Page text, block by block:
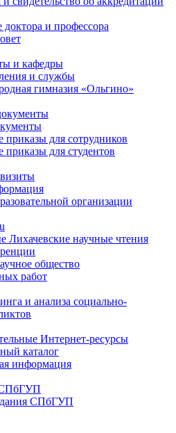
и профессора
и кафедры
и службы
гимназия «Ольгино»
для сотрудников
для студентов
организации
Лихачевские научные чтения
общество
работ
и анализа социально-
Интернет-ресурсы
каталог
информация
СПбГУП